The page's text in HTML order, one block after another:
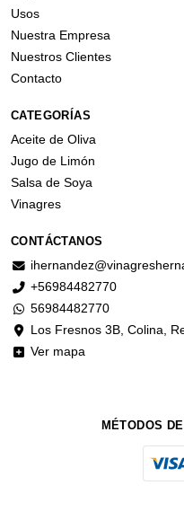
Usos
Nuestra Empresa
Nuestros Clientes
Contacto
CATEGORÍAS
Aceite de Oliva
Jugo de Limón
Salsa de Soya
Vinagres
CONTÁCTANOS
+56984482770
56984482770
Los Fresnos 3B, Colina,
Ver mapa
MÉTODOS